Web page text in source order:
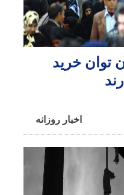
توان خرید
اخبار روزانه